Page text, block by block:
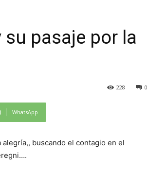
pasaje por la
0
228
WhatsApp
buscando el contagio en el